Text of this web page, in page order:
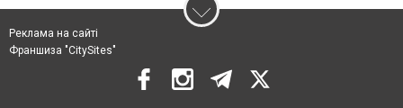
Реклама на сайті
Франшиза "CitySites"